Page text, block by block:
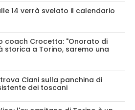
14 verrà svelato il calendario
coach Crocetta: "Onorato di
storica a Torino, saremo una
Ciani sulla panchina di
dei toscani